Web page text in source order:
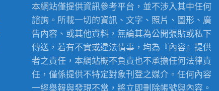
本網站僅提供資訊參考平台，並不涉入其中任何
諮詢。所載一切的資訊、文字、照片、圖形、廣
告內容、或其他資料，無論其為公開張貼或私下
傳送，若有不實或違法情事，均為『內容』提供
者之責任，本網站概不負責也不承擔任何法律責
任，僅係提供不特定對象刊登之媒介。任何內容
一經舉報與發現不當，將立即刪除帳號與內容。